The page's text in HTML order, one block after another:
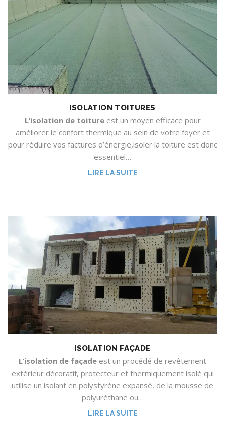
ISOLATION TOITURES
L’isolation de toitureest un moyen efficace pour
améliorer le confort thermique au sein de votre foyer et
pour réduire vos factures d’énergie,isoler la toiture est donc
essentiel…
LIRE LA SUITE
ISOLATION FAÇADE
L’isolation de façade est un procédé de revêtement
extérieur décoratif, protecteur et thermiquement isolé qui
utilise un isolant en polystyrène expansé, de la mousse de
polyuréthane ou…
LIRE LA SUITE